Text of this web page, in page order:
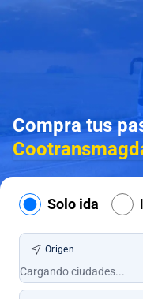
Compra tus
Solo ida
Origen